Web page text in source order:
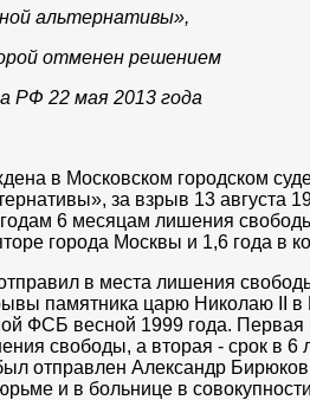
альтернативы»,
отменен решением
РФ 22 мая 2013 года
в Московском городском
за взрыв 13 августа
6 месяцам лишения
города Москвы и 1,6 года в
в места лишения
памятника царю Николаю II в
ФСБ весной 1999 года.
свободы, а вторая - срок в 6
отправлен Александр
и в больнице в